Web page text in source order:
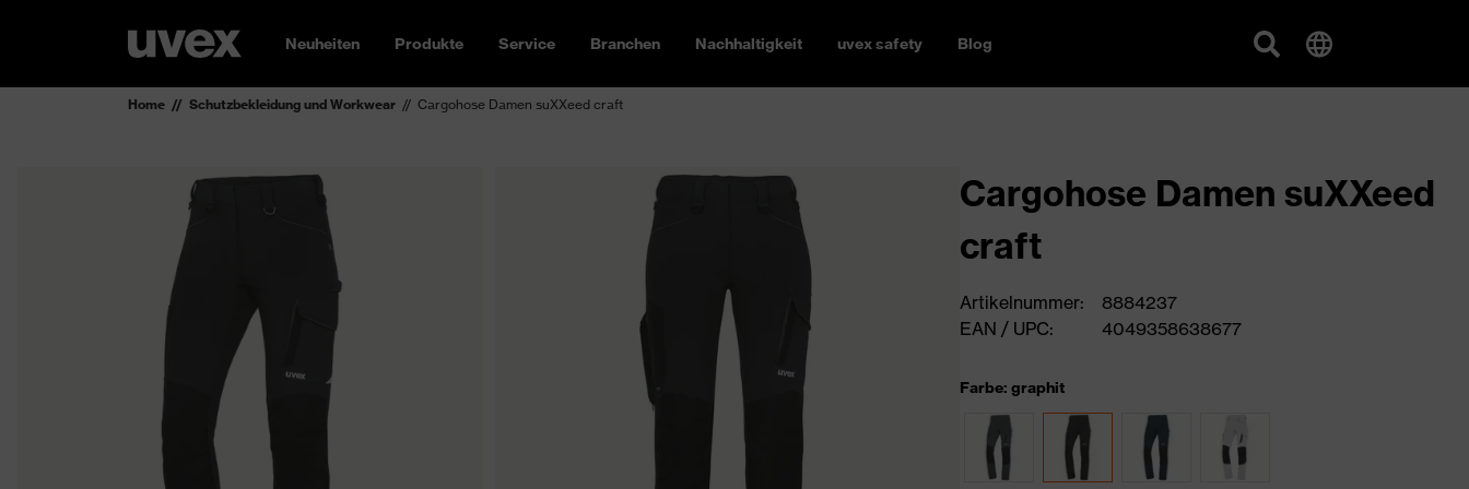
Neuheiten Produkte Service Branchen Nachhaltigkeit uvex safety Blog
Home Schutzbekleidung und Workwear Cargohose Damen suXXeed craft
Cargohose Damen suXXeed
craft
Artikelnummer:
8884237
EAN / UPC:
4049358638677
Farbe: graphit